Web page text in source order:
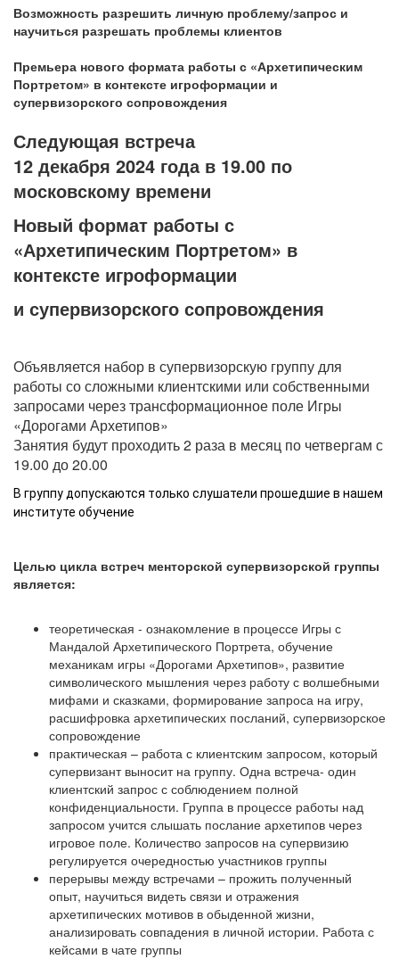
Возможность разрешить личную проблему/запрос и
научиться разрешать проблемы клиентов
Премьера нового формата работы с «Архетипическим
Портретом» в контексте игроформации и
супервизорского сопровождения
Следующая встреча
12 декабря 2024 года в 19.00 по
московскому времени
Новый формат работы с
«Архетипическим Портретом» в
контексте игроформации
и супервизорского сопровождения
Объявляется набор в супервизорскую группу для
работы со сложными клиентскими или собственными
запросами через трансформационное поле Игры
«Дорогами Архетипов»
Занятия будут проходить 2 раза в месяц по четвергам с
19.00 до 20.00
В группу допускаются только слушатели прошедшие в нашем
институте обучение
Целью цикла встреч менторской супервизорской группы
является:
теоретическая - ознакомление в процессе Игры с
Мандалой Архетипического Портрета, обучение
механикам игры «Дорогами Архетипов», развитие
символического мышления через работу с волшебными
мифами и сказками, формирование запроса на игру,
расшифровка архетипических посланий, супервизорское
сопровождение
практическая – работа с клиентским запросом, который
супервизант выносит на группу. Одна встреча- один
клиентский запрос с соблюдением полной
конфиденциальности. Группа в процессе работы над
запросом учится слышать послание архетипов через
игровое поле. Количество запросов на супервизию
регулируется очередностью участников группы
перерывы между встречами – прожить полученный
опыт, научиться видеть связи и отражения
архетипических мотивов в обыденной жизни,
анализировать совпадения в личной истории. Работа с
кейсами в чате группы